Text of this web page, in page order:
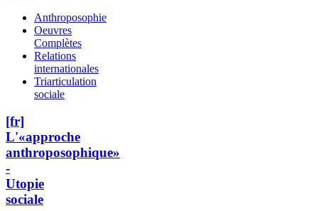
Anthroposophie
Oeuvres
Complètes
Relations
internationales
Triarticulation
sociale
[fr]
L'«approche
anthroposophique»
-
Utopie
sociale